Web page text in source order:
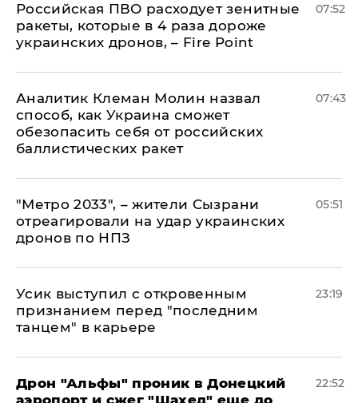
Российская ПВО расходует зенитные
ракеты, которые в 4 раза дороже
украинских дронов, – Fire Point
07:52
Аналитик Клеман Молин назвал
способ, как Украина сможет
обезопасить себя от российских
баллистических ракет
07:43
"Метро 2033", – жители Сызрани
отреагировали на удар украинских
дронов по НПЗ
05:51
Усик выступил с откровенным
признанием перед "последним
танцем" в карьере
23:19
Дрон "Альфы" проник в Донецкий
аэропорт и сжег "Шахед" еще до
22:52